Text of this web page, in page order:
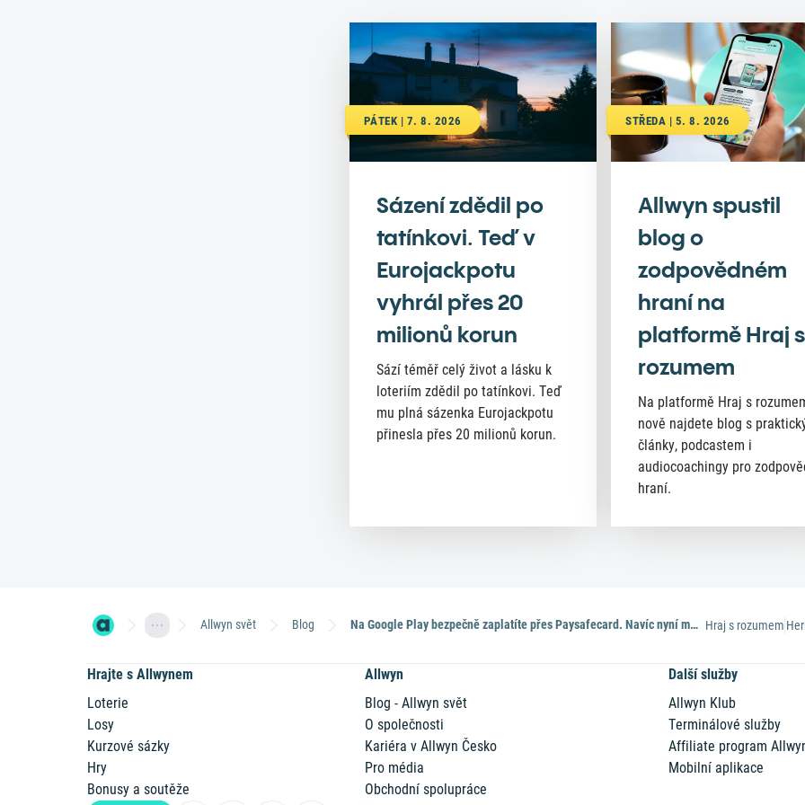
PÁTEK | 7. 8. 2026
Sázení zdědil po
tatínkovi. Teď v
Eurojackpotu
vyhrál přes 20
milionů korun
Sází téměř celý život a lásku k
loteriím zdědil po tatínkovi. Teď
mu plná sázenka Eurojackpotu
přinesla přes 20 milionů korun.
STŘEDA | 5. 8. 2026
Allwyn spustil
blog o
zodpovědném
hraní na
platformě Hraj s
rozumem
Na platformě Hraj s
nově najdete blog s
články, podcastem i
audiocoachingy pro
hraní.
Allwyn svět Blog Na Google Play bezpečně zaplatíte přes Paysafecard. Navíc nyní můžete vyhrát PINy zdarma! Hraj s rozumem
Hrajte s Allwynem
Loterie
Losy
Kurzové sázky
Hry
Bonusy a soutěže
Allwyn
Blog - Allwyn svět
O společnosti
Kariéra v Allwyn Česko
Pro média
Obchodní spolupráce
Další služby
Allwyn Klub
Terminálové služby
Affiliate program
Mobilní aplikace